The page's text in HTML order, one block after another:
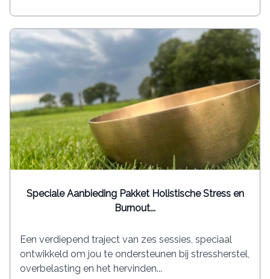
Speciale Aanbieding Pakket Holistische Stress en
Burnout...
Een verdiepend traject van zes sessies, speciaal
ontwikkeld om jou te ondersteunen bij stressherstel,
overbelasting en het hervinden...